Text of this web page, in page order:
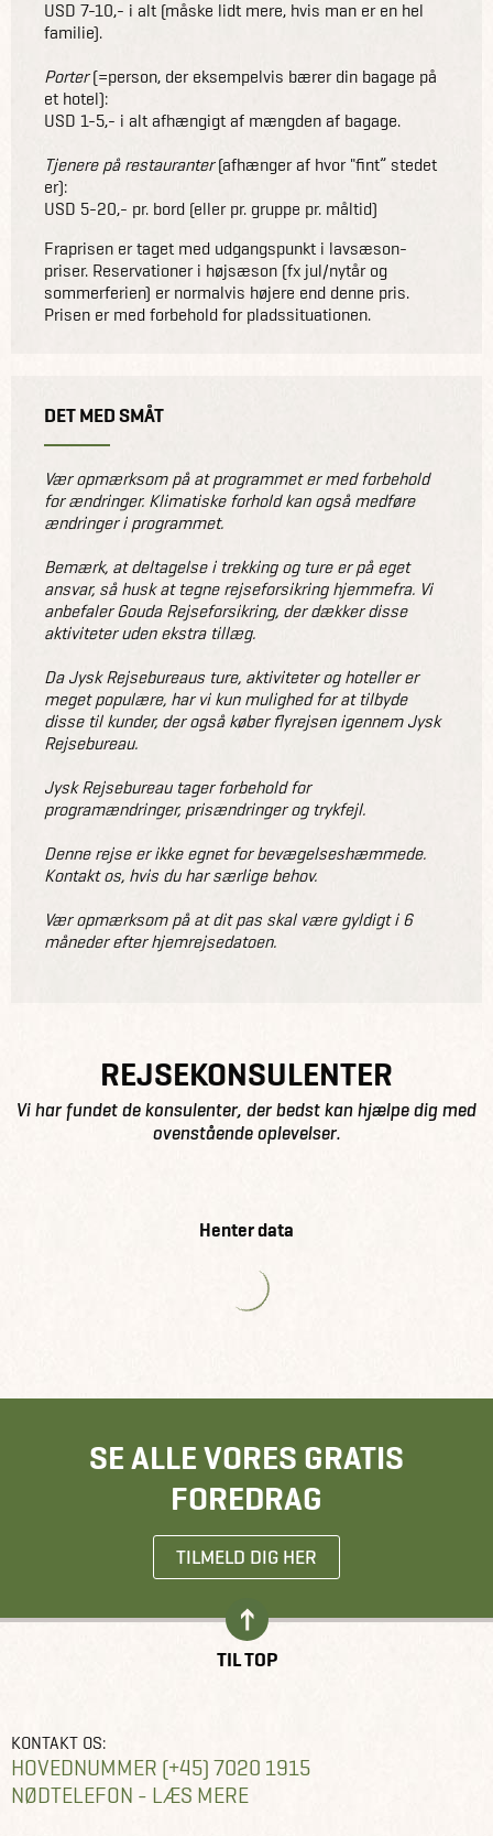
USD 7-10,- i alt (måske lidt mere, hvis man er en hel
familie).
Porter(=person, der eksempelvis bærer din bagage på
et hotel):
USD 1-5,- i alt afhængigt af mængden af bagage.
Tjenere på restauranter(afhænger af hvor "fint” stedet
er):
USD 5-20,- pr. bord (eller pr. gruppe pr. måltid)
Fraprisen er taget med udgangspunkt i lavsæson-
priser. Reservationer i højsæson (fx jul/nytår og
sommerferien) er normalvis højere end denne pris.
Prisen er med forbehold for pladssituationen.
DET MED SMÅT
Vær opmærksom på at programmet er med forbehold
for ændringer. Klimatiske forhold kan også medføre
ændringer i programmet.
Bemærk, at deltagelse i trekking og ture er på eget
ansvar, så husk at tegne rejseforsikring hjemmefra. Vi
anbefaler Gouda Rejseforsikring, der dækker disse
aktiviteter uden ekstra tillæg.
Da Jysk Rejsebureaus ture, aktiviteter og hoteller er
meget populære, har vi kun mulighed for at tilbyde
disse til kunder, der også køber flyrejsen igennem Jysk
Rejsebureau.
Jysk Rejsebureau tager forbehold for
programændringer, prisændringer og trykfejl.
Denne rejse er ikke egnet for bevægelseshæmmede.
Kontakt os, hvis du har særlige behov.
Vær opmærksom på at dit pas skal være gyldigt i 6
måneder efter hjemrejsedatoen.
REJSEKONSULENTER
Vi har fundet de konsulenter, der bedst kan hjælpe dig med
ovenstående oplevelser.
Henter data
SE ALLE VORES GRATIS
FOREDRAG
TILMELD DIG HER
TIL TOP
KONTAKT OS:
HOVEDNUMMER (+45) 7020 1915
NØDTELEFON - LÆS MERE